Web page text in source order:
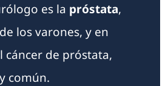
es la próstata,
los varones, y en
cáncer de próstata,
común.